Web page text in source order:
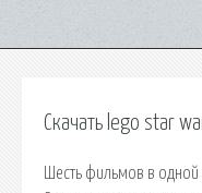
Скачать lego star
Шесть фильмов в